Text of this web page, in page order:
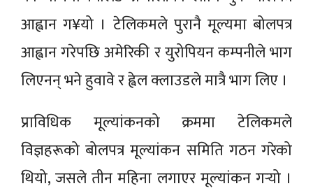
आह्वान ग¥यो । टेलिकमले पुरानै मूल्यमा बोलपत्र
आह्वान गरेपछि अमेरिकी र युरोपियन कम्पनीले भाग
लिएनन् भने हुवावे र ह्वेल क्लाउडले मात्रै भाग लिए ।
प्राविधिक मूल्यांकनको क्रममा टेलिकमले
विज्ञहरूको बोलपत्र मूल्यांकन समिति गठन गरेको
थियो, जसले तीन महिना लगाएर मूल्यांकन गर्‍यो ।